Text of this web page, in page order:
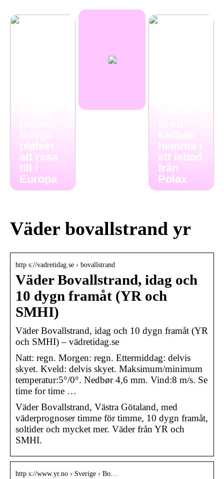
platser
att resa
till i
Europa
kallbad
hemma i
ett isbad
från
Polax
Väder bovallstrand yr
http s://vadretidag.se › bovallstrand
Väder Bovallstrand, idag och
10 dygn framåt (YR och
SMHI)
Väder Bovallstrand, idag och 10 dygn framåt (YR
och SMHI) – vädretidag.se
Natt: regn. Morgen: regn. Ettermiddag: delvis
skyet. Kveld: delvis skyet. Maksimum/minimum
temperatur:5°/0°. Nedbør 4,6 mm. Vind:8 m/s. Se
time for time …
Väder Bovallstrand, Västra Götaland, med
väderprognoser timme för timme, 10 dygn framåt,
soltider och mycket mer. Väder från YR och
SMHI.
http s://www.yr.no › Sverige › Bo…